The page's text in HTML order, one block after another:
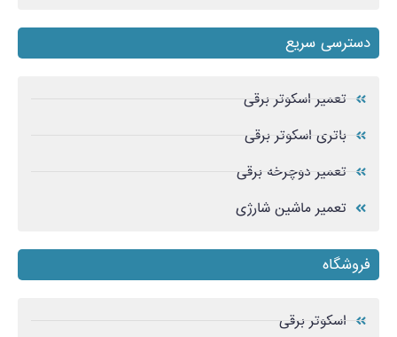
دسترسی سریع
تعمیر اسکوتر برقی
باتری اسکوتر برقی
تعمیر دوچرخه برقی
تعمیر ماشین شارژی
فروشگاه
اسکوتر برقی